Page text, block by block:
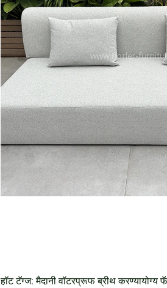
हॉट टॅग्ज: मैदानी वॉटरप्रूफ ब्रीथ करण्यायोग्य